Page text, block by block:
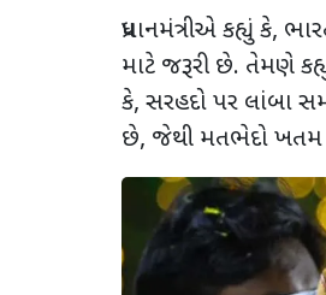
પ્રધાનમંત્રીએ કહ્યું કે,
માટે જરૂરી છે. તેમણે
કે, સરહદો પર લાંબા
છે, જેથી મતભેદો ખતમ